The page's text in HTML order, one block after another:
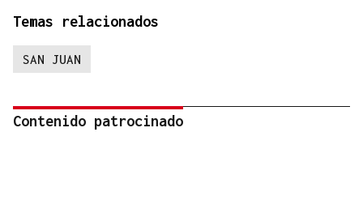
Temas relacionados
SAN JUAN
Contenido patrocinado